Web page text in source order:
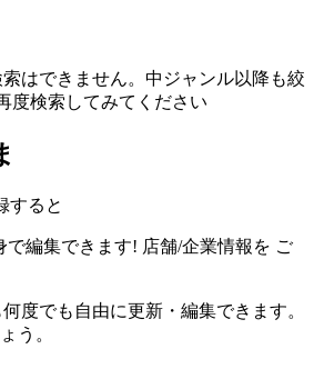
はできません。中ジャンル以降も絞
度検索してみてください
すると
で編集できます! 店舗/企業情報を ご
度でも自由に更新・編集できます。
う。